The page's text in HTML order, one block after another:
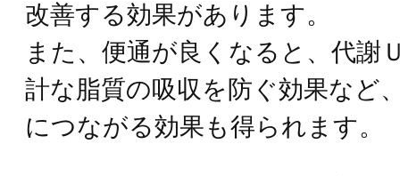
改善する効果があります。
また、便通が良くなると、代謝
計な脂質の吸収を防ぐ効果など
につながる効果も得られます。